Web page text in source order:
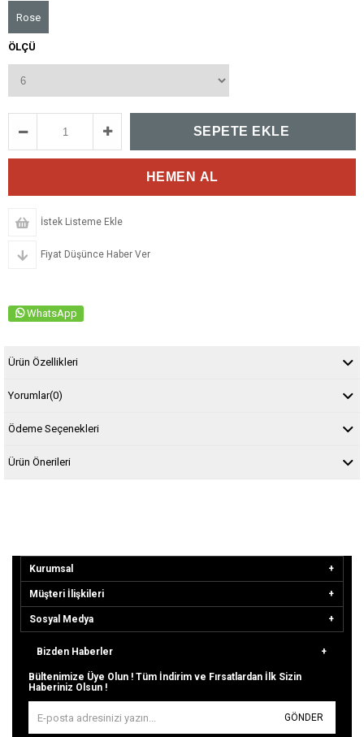
Rose
ÖLÇÜ
İstek Listeme Ekle
Fiyat Düşünce Haber Ver
WhatsApp
Ürün Özellikleri
Yorumlar(0)
Ödeme Seçenekleri
Ürün Önerileri
Kurumsal
Müşteri İlişkileri
Sosyal Medya
Bizden Haberler
Bültenimize Üye Olun ! Tüm İndirim ve Fırsatlardan İlk Sizin
Haberiniz Olsun !
GÖNDER